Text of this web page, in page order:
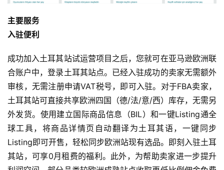
主要服务
入驻便利
成功加入土耳其站试运营项目之后，您就可在亚马逊欧洲联
合账户中，登录土耳其站点。已经入驻成功的卖家无需额外
审核，无需注册申请VAT税号，即可入驻。对于FBA卖家，
土耳其站可直接共享欧洲四国（德/法/意/西）库存，无需另
外发货。使用建立国际商品信息（BIL）和一键Listing通全
球工具，将商品详情页自动翻译为土耳其语，一键同步
Listing即可开售，轻松同步欧洲站现有选品。即刻入驻土耳
其站，可享0月租费的福利。此外，为帮助卖家进一步提升